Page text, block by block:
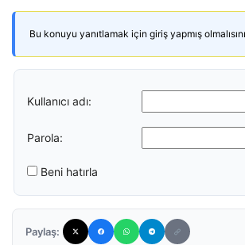
Bu konuyu yanıtlamak için giriş yapmış
Kullanıcı adı:
Parola:
Beni hatırla
Paylaş: